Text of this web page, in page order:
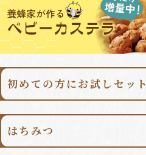
初めての方にお試しセット
\初回限定・送料無料/
あかしあ大地500g
はちみつ